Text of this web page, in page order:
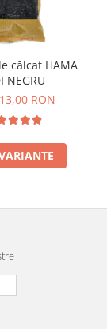
călcat HAMA
NEGRU
RON